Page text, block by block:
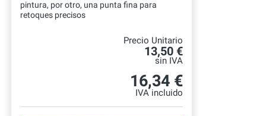
pintura, por otro, una punta fina para
retoques precisos
Precio Unitario
13,50 €
sin IVA
16,34 €
IVA incluido